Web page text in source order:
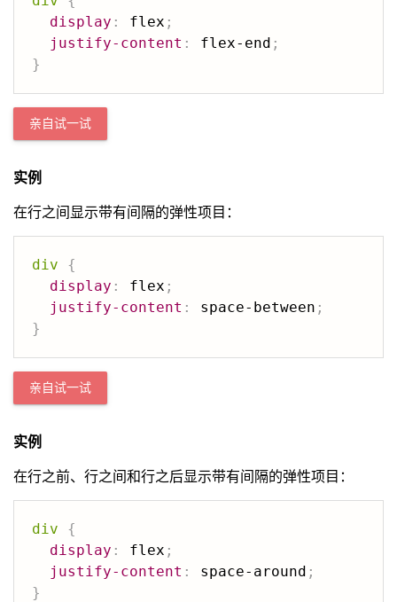
display : flex ;
justify-content : flex-end ;
}
亲自试一试
实例
在行之间显示带有间隔的弹性项目：
div
{
display : flex ;
justify-content : space-between ;
}
亲自试一试
实例
在行之前、行之间和行之后显示带有间隔的弹性项目：
div
{
display : flex ;
justify-content : space-around ;
}